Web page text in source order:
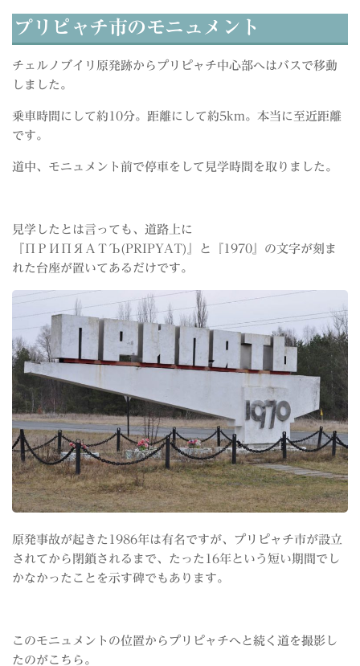
プリピャチ市のモニュメント
チェルノブイリ原発跡からプリピャチ中心部へはバスで移動
しました。
乗車時間にして約10分。距離にして約5km。本当に至近距離
です。
道中、モニュメント前で停車をして見学時間を取りました。
見学したとは言っても、道路上に
『ПРИПЯАТЪ(PRIPYAT)』と『1970』の文字が刻ま
れた台座が置いてあるだけです。
原発事故が起きた1986年は有名ですが、プリピャチ市が設立
されてから閉鎖されるまで、たった16年という短い期間でし
かなかったことを示す碑でもあります。
このモニュメントの位置からプリピャチへと続く道を撮影し
たのがこちら。